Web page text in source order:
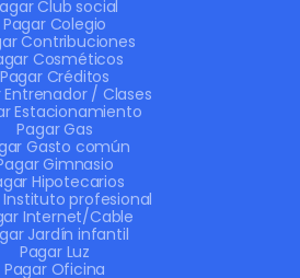
Club social
Pagar Colegio
Contribuciones
Cosméticos
Pagar Créditos
Entrenador / Clases
Estacionamiento
Pagar Gas
Gasto común
Gimnasio
Hipotecarios
Instituto profesional
Internet/Cable
Jardín infantil
Pagar Luz
Pagar Oficina